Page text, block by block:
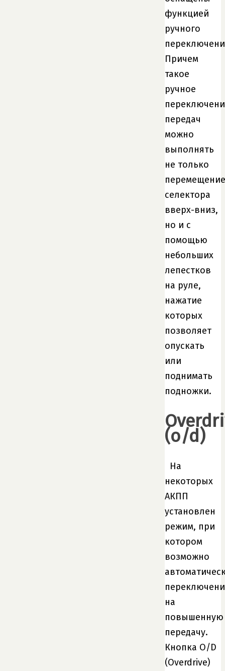
функцией
ручного
Причем
такое
ручное
передач
можно
выполнять
не только
селектора
вверх-вниз,
но и с
помощью
небольших
лепестков
на руле,
нажатие
которых
позволяет
опускать
или
поднимать
подножки.
(o/d)
На
некоторых
АКПП
установлен
режим, при
котором
возможно
на
повышенную
передачу.
Кнопка O/D
(Overdrive)